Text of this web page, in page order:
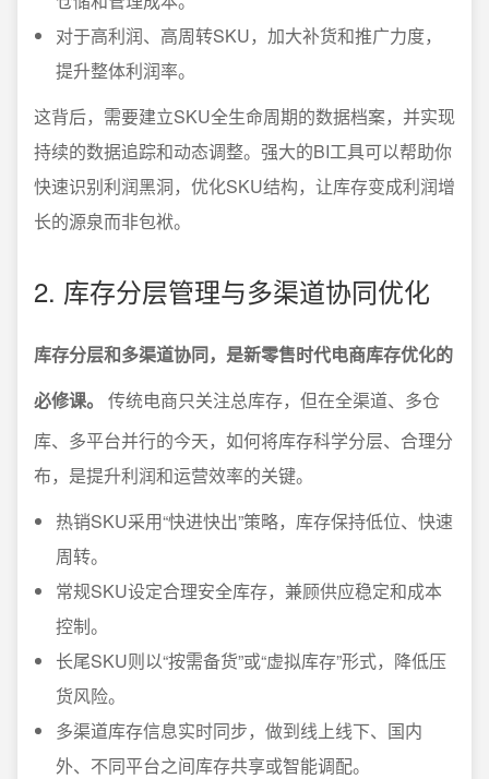
对于高利润、高周转SKU，加大补货和推广力度，
提升整体利润率。
这背后，需要建立SKU全生命周期的数据档案，并实现
持续的数据追踪和动态调整。强大的BI工具可以帮助你
快速识别利润黑洞，优化SKU结构，让库存变成利润增
长的源泉而非包袱。
2. 库存分层管理与多渠道协同优化
库存分层和多渠道协同，是新零售时代电商库存优化的
必修课。
传统电商只关注总库存，但在全渠道、多仓
库、多平台并行的今天，如何将库存科学分层、合理分
布，是提升利润和运营效率的关键。
热销SKU采用“快进快出”策略，库存保持低位、快速
周转。
常规SKU设定合理安全库存，兼顾供应稳定和成本
控制。
长尾SKU则以“按需备货”或“虚拟库存”形式，降低压
货风险。
多渠道库存信息实时同步，做到线上线下、国内
外、不同平台之间库存共享或智能调配。